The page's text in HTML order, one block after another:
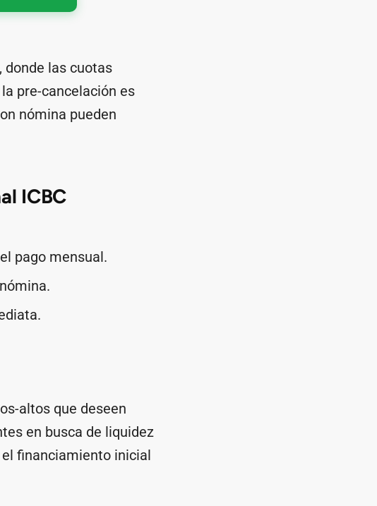
donde las cuotas
pre-cancelación es
nómina pueden
ICBC
pago mensual.
altos que deseen
en busca de liquidez
financiamiento inicial